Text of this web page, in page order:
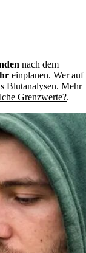
nach dem
einplanen. Wer auf
Blutanalysen. Mehr
Grenzwerte?.